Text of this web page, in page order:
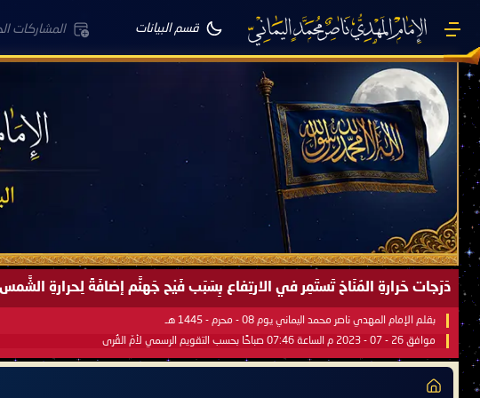
قسم البيانات المشاركات
دَرَجات حَرارةِ المُنَاخ تَستَمِر في الارتِفاع بِسَبَب فَيْح جَهنَّم إضافَةً لِحرارةِ
بقلم الإمام المهدي ناصر محمد اليماني يوم 08 - محرم - 1445 هـ
موافق 26 - 07 - 2023 م الساعة 07:46 صباحًا بحسب التقويم الرسمي لأمّ القُرى